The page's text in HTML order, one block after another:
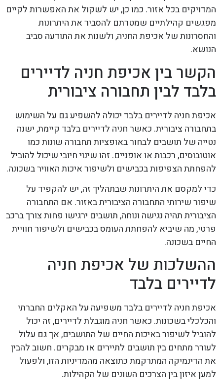
המדויקים בכל אזור. כמו כן, יש לשקול את האפשרות לקיים
מפגשים קהילתיים שמטרתם להסביר את היתרונות
והחסרונות של אכיפת החניה, ולשנות את התודעה סביב
הנושא.
הקשר בין אכיפת חניה לדיירים
בלבד לבין תחבורה ציבורית
אכיפת חניה לדיירים בלבד יכולה להשפיע גם על השימוש
בתחבורה ציבורית. כאשר חניה לדיירים בלבד קיימת, ישנה
נטייה של תושבים לבחור באופציות תחבורה שונות כמו
אוטובוסים, רכבות או אופניים. זהו שינוי חיובי שיכול להוביל
להפחתת הצפיפות בכבישים ולשיפור איכות האוויר בשכונה.
כדי למקסם את היתרונות שבתהליך זה, יש להקפיד על
שיפור שירותי התחבורה הציבורית באזור. אם התחבורה
הציבורית תהיה נגישה ונוחה, תושבים ירגישו פחות צורך ברכב
פרטי, מה שיביא להפחתת העומס בכבישים ולשיפור חוויית
החיים בשכונה.
ההשלכות של אכיפת חניה
לדיירים בלבד
אכיפת חניה לדיירים בלבד משפיעה על האקלים החברתי
והכלכלי בשכונות. כאשר חניה מוגבלת לדיירים, זה יכול
להוביל לשיפור באיכות החיים של התושבים, אך גם עלול
לעורר מתחים בין תושבים לתיירים או מבקרים. חשוב להבין
את הדינמיקה המתרקמת כתוצאה מהמדיניות הזו, ולפעול
למען איזון בין הצרכים השונים של הקהילות.